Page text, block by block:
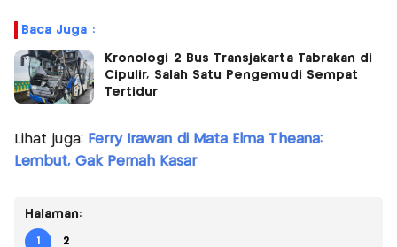
Baca Juga :
Kronologi 2 Bus Transjakarta Tabrakan di
Cipulir, Salah Satu Pengemudi Sempat
Tertidur
Lihat juga: Ferry Irawan di Mata Elma Theana:
Lembut, Gak Pernah Kasar
Halaman:
1 2